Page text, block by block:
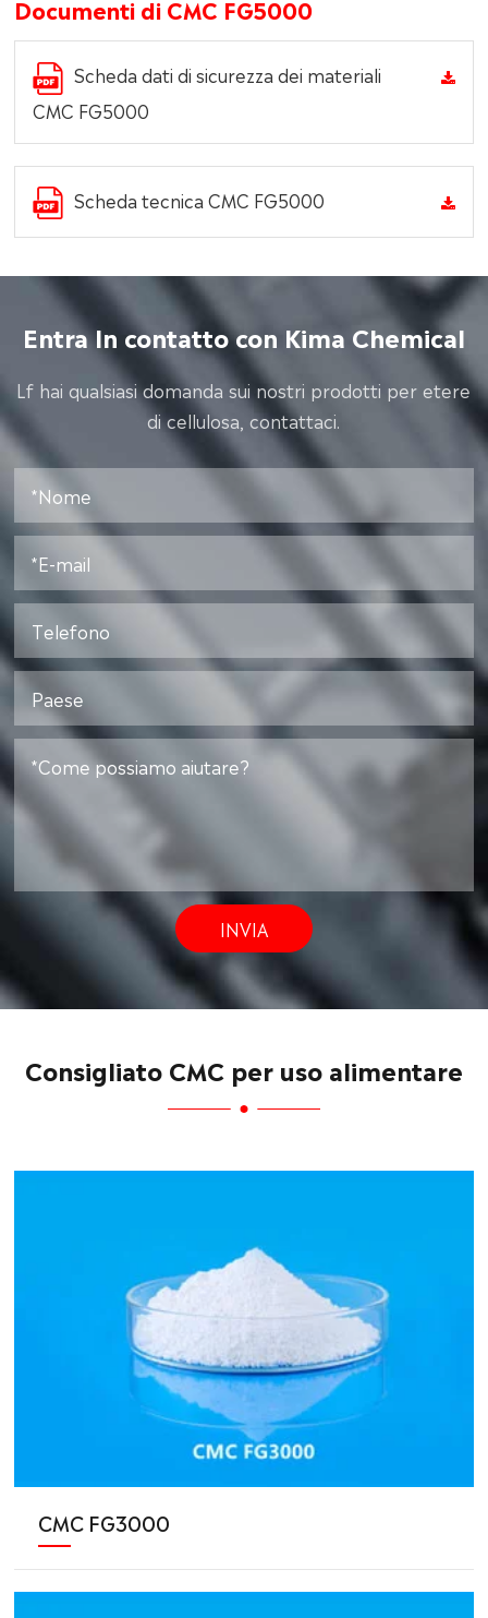
Documenti di CMC FG5000
Scheda dati di sicurezza dei materiali
CMC FG5000
Scheda tecnica CMC FG5000
Entra In contatto con Kima Chemical
Lf hai qualsiasi domanda sui nostri prodotti per etere
di cellulosa, contattaci.
INVIA
Consigliato CMC per uso alimentare
CMC FG3000